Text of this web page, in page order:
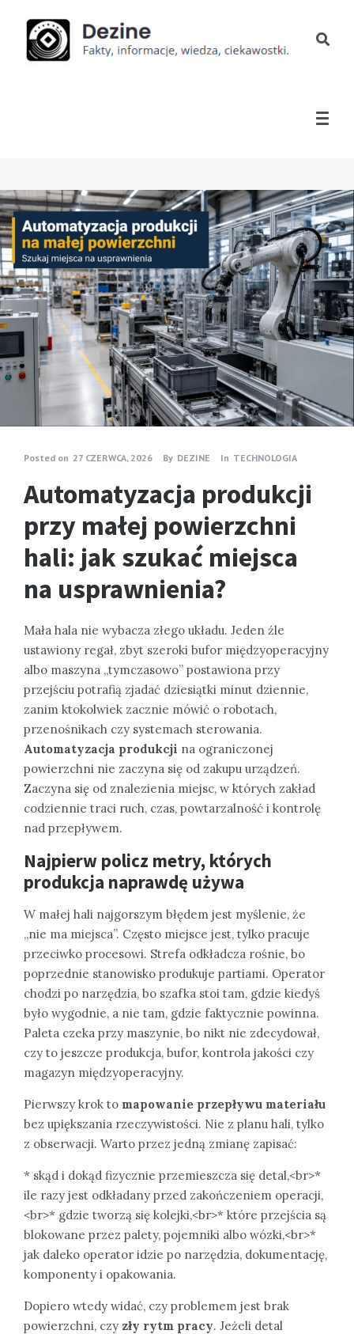
Posted on 27 CZERWCA, 2026 By DEZINE In TECHNOLOGIA
Automatyzacja produkcji
przy małej powierzchni
hali: jak szukać miejsca
na usprawnienia?
Mała hala nie wybacza złego układu. Jeden źle
ustawiony regał, zbyt szeroki bufor międzyoperacyjny
albo maszyna „tymczasowo” postawiona przy
przejściu potrafią zjadać dziesiątki minut dziennie,
zanim ktokolwiek zacznie mówić o robotach,
przenośnikach czy systemach sterowania.
Automatyzacja produkcji na ograniczonej
powierzchni nie zaczyna się od zakupu urządzeń.
Zaczyna się od znalezienia miejsc, w których zakład
codziennie traci ruch, czas, powtarzalność i kontrolę
nad przepływem.
Najpierw policz metry, których
produkcja naprawdę używa
W małej hali najgorszym błędem jest myślenie, że
„nie ma miejsca”. Często miejsce jest, tylko pracuje
przeciwko procesowi. Strefa odkładcza rośnie, bo
poprzednie stanowisko produkuje partiami. Operator
chodzi po narzędzia, bo szafka stoi tam, gdzie kiedyś
było wygodnie, a nie tam, gdzie faktycznie powinna.
Paleta czeka przy maszynie, bo nikt nie zdecydował,
czy to jeszcze produkcja, bufor, kontrola jakości czy
magazyn międzyoperacyjny.
Pierwszy krok to mapowanie przepływu materiału
bez upiększania rzeczywistości. Nie z planu hali, tylko
z obserwacji. Warto przez jedną zmianę zapisać:
* skąd i dokąd fizycznie przemieszcza się detal,<br>*
ile razy jest odkładany przed zakończeniem operacji,
<br>* gdzie tworzą się kolejki,<br>* które przejścia są
blokowane przez palety, pojemniki albo wózki,<br>*
jak daleko operator idzie po narzędzia, dokumentację,
komponenty i opakowania.
Dopiero wtedy widać, czy problemem jest brak
powierzchni, czy zły rytm pracy. Jeżeli detal